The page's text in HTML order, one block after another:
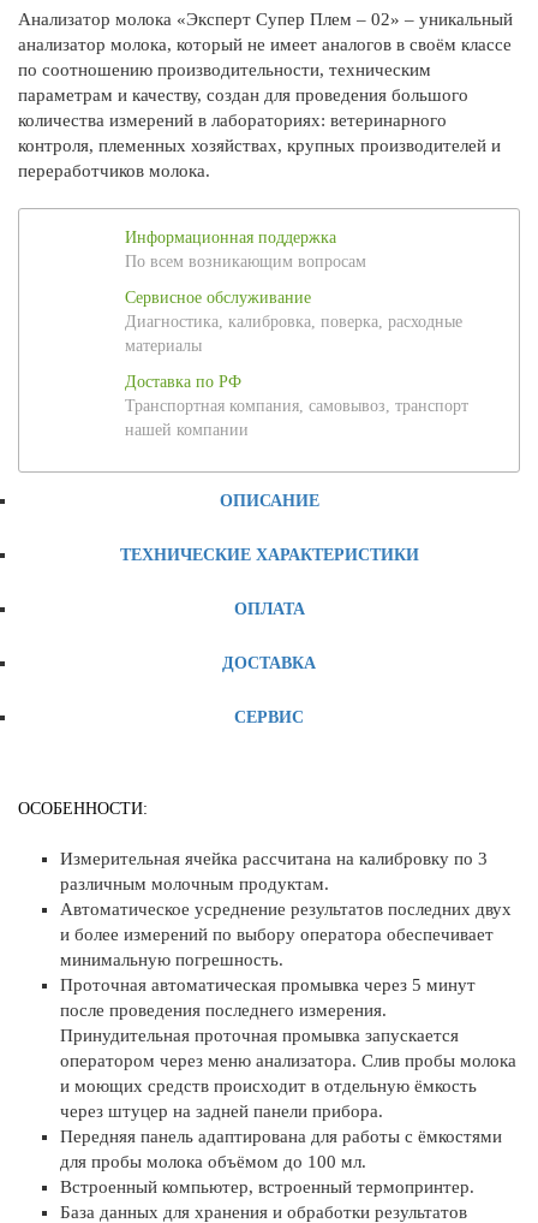
Анализатор молока «Эксперт Супер Плем – 02» – уникальный
анализатор молока, который не имеет аналогов в своём классе
по соотношению производительности, техническим
параметрам и качеству, создан для проведения большого
количества измерений в лабораториях: ветеринарного
контроля, племенных хозяйствах, крупных производителей и
переработчиков молока.
Информационная поддержка
По всем возникающим вопросам
Сервисное обслуживание
Диагностика, калибровка, поверка, расходные
материалы
Доставка по РФ
Транспортная компания, самовывоз, транспорт
нашей компании
ОПИСАНИЕ
ТЕХНИЧЕСКИЕ ХАРАКТЕРИСТИКИ
ОПЛАТА
ДОСТАВКА
СЕРВИС
ОСОБЕННОСТИ:
Измерительная ячейка рассчитана на калибровку по 3
различным молочным продуктам.
Автоматическое усреднение результатов последних двух
и более измерений по выбору оператора обеспечивает
минимальную погрешность.
Проточная автоматическая промывка через 5 минут
после проведения последнего измерения.
Принудительная проточная промывка запускается
оператором через меню анализатора. Слив пробы молока
и моющих средств происходит в отдельную ёмкость
через штуцер на задней панели прибора.
Передняя панель адаптирована для работы с ёмкостями
для пробы молока объёмом до 100 мл.
Встроенный компьютер, встроенный термопринтер.
База данных для хранения и обработки результатов